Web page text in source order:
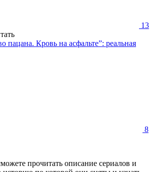
13
пацана. Кровь на асфальте”: реальная
8
прочитать описание сериалов и